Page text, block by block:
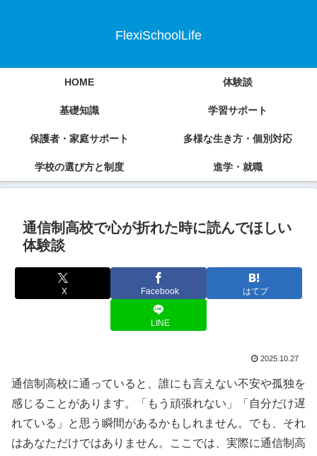
FlexiSchoolLife
HOME 体験談
基礎知識 学習サポート
保護者・家庭サポート 多様な生き方・個別対応
学校の選び方と制度 進学・就職
通信制高校で心が折れた時に読んでほしい
体験談
X Facebook はてブ
LINE
2025.10.27
通信制高校に通っていると、誰にも言えない不安や孤独を
感じることがあります。「もう頑張れない」「自分だけ遅
れている」と思う瞬間があるかもしれません。でも、それ
はあなただけではありません。ここでは、実際に通信制高